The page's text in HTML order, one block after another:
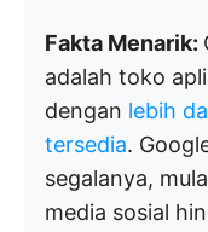
Fakta Menarik:
adalah toko
dengan lebih
tersedia.
segalanya,
media sosial